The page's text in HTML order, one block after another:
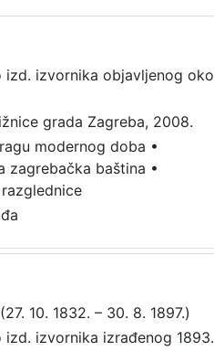
izd. izvornika objavljenog oko
grada Zagreba, 2008.
modernog doba •
zagrebačka baština •
10. 1832. – 30. 8. 1897.)
izd. izvornika izrađenog 1893.